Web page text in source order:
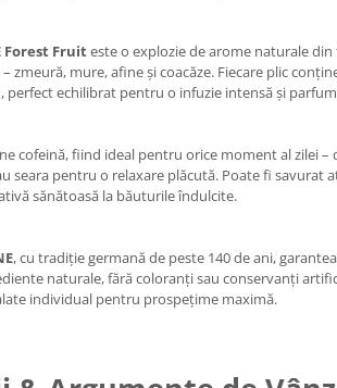
Forest Fruiteste o explozie de arome naturale
zmeură, mure, afine și coacăze. Fiecare plic
perfect echilibrat pentru o infuzie intensă și
cofeină, fiind ideal pentru orice moment al zilei
seara pentru o relaxare plăcută. Poate fi savurat
sănătoasă la băuturile îndulcite.
, cu tradiție germană de peste 140 de ani,
naturale, fără coloranți sau conservanți
individual pentru prospețime maximă.